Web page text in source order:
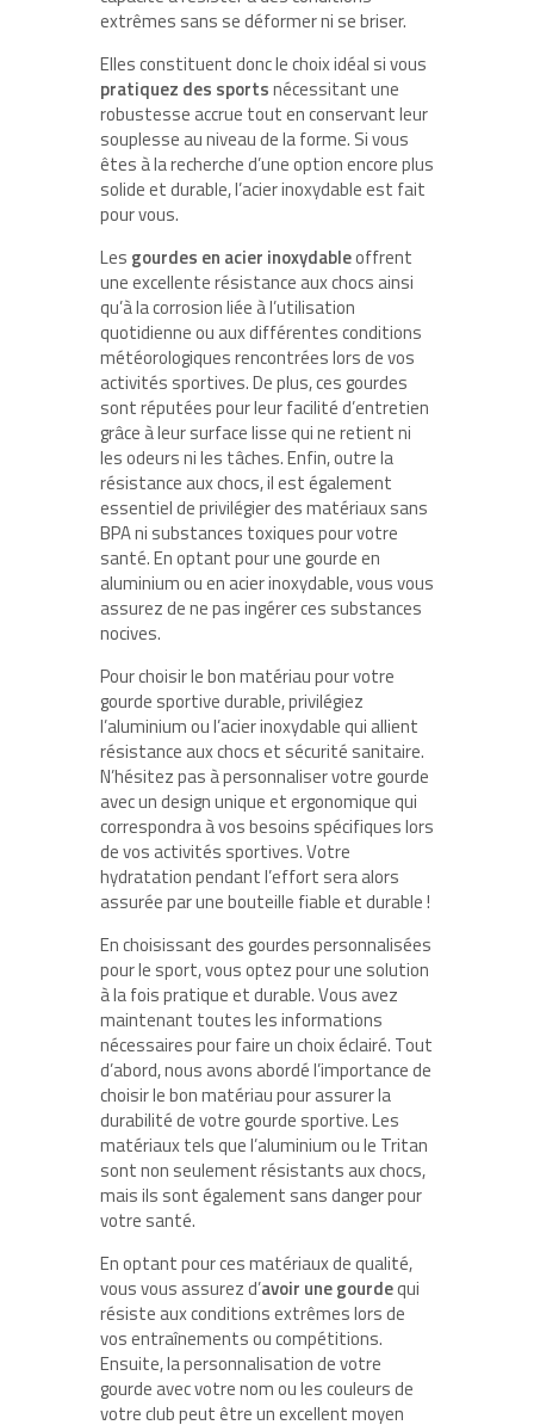
extrêmes sans se déformer ni se briser.
Elles constituent donc le choix idéal si vous
pratiquez des sportsnécessitant une
robustesse accrue tout en conservant leur
souplesse au niveau de la forme. Si vous
êtes à la recherche d’une option encore plus
solide et durable, l’acier inoxydable est fait
pour vous.
Les gourdes en acier inoxydableoffrent
une excellente résistance aux chocs ainsi
qu’à la corrosion liée à l’utilisation
quotidienne ou aux différentes conditions
météorologiques rencontrées lors de vos
activités sportives. De plus, ces gourdes
sont réputées pour leur facilité d’entretien
grâce à leur surface lisse qui ne retient ni
les odeurs ni les tâches. Enfin, outre la
résistance aux chocs, il est également
essentiel de privilégier des matériaux sans
BPA ni substances toxiques pour votre
santé. En optant pour une gourde en
aluminium ou en acier inoxydable, vous vous
assurez de ne pas ingérer ces substances
nocives.
Pour choisir le bon matériau pour votre
gourde sportive durable, privilégiez
l’aluminium ou l’acier inoxydable qui allient
résistance aux chocs et sécurité sanitaire.
N’hésitez pas à personnaliser votre gourde
avec un design unique et ergonomique qui
correspondra à vos besoins spécifiques lors
de vos activités sportives. Votre
hydratation pendant l’effort sera alors
assurée par une bouteille fiable et durable !
En choisissant des gourdes personnalisées
pour le sport, vous optez pour une solution
à la fois pratique et durable. Vous avez
maintenant toutes les informations
nécessaires pour faire un choix éclairé. Tout
d’abord, nous avons abordé l’importance de
choisir le bon matériau pour assurer la
durabilité de votre gourde sportive. Les
matériaux tels que l’aluminium ou le Tritan
sont non seulement résistants aux chocs,
mais ils sont également sans danger pour
votre santé.
En optant pour ces matériaux de qualité,
vous vous assurez d’avoir une gourdequi
résiste aux conditions extrêmes lors de
vos entraînements ou compétitions.
Ensuite, la personnalisation de votre
gourde avec votre nom ou les couleurs de
votre club peut être un excellent moyen